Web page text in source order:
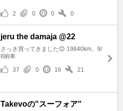
2 0 0 0
jeru the damaja @22
さっき買ってきました😊 19840km。9/
8納車
37
0 16 21
Takevoの"スーフォア"